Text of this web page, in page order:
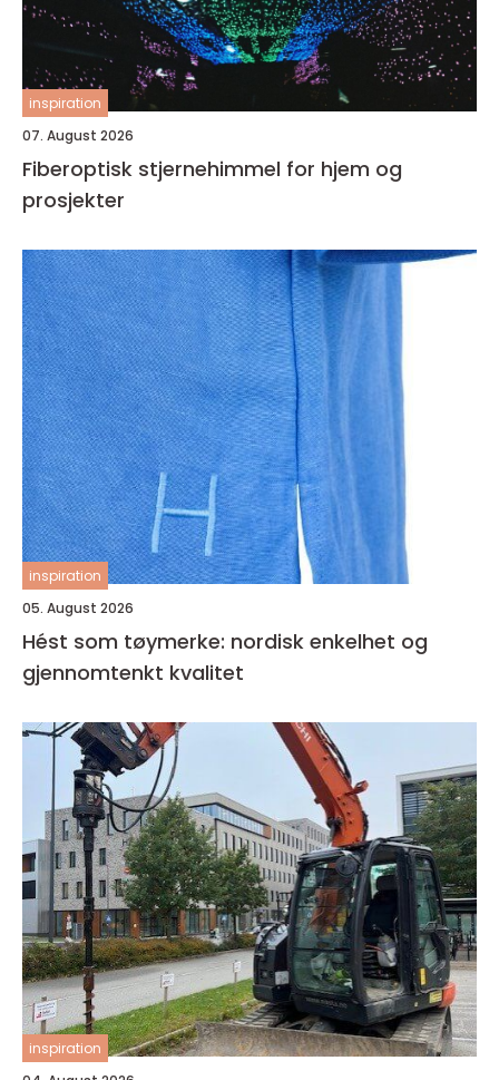
inspiration
07. August 2026
Fiberoptisk stjernehimmel for hjem og
prosjekter
inspiration
05. August 2026
Hést som tøymerke: nordisk enkelhet og
gjennomtenkt kvalitet
inspiration